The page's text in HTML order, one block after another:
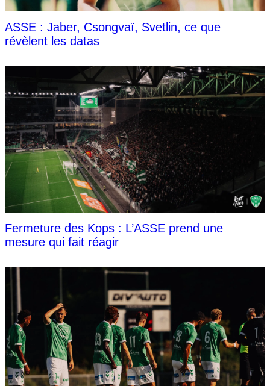
ASSE : Jaber, Csongvaï, Svetlin, ce que
révèlent les datas
Fermeture des Kops : L’ASSE prend une
mesure qui fait réagir